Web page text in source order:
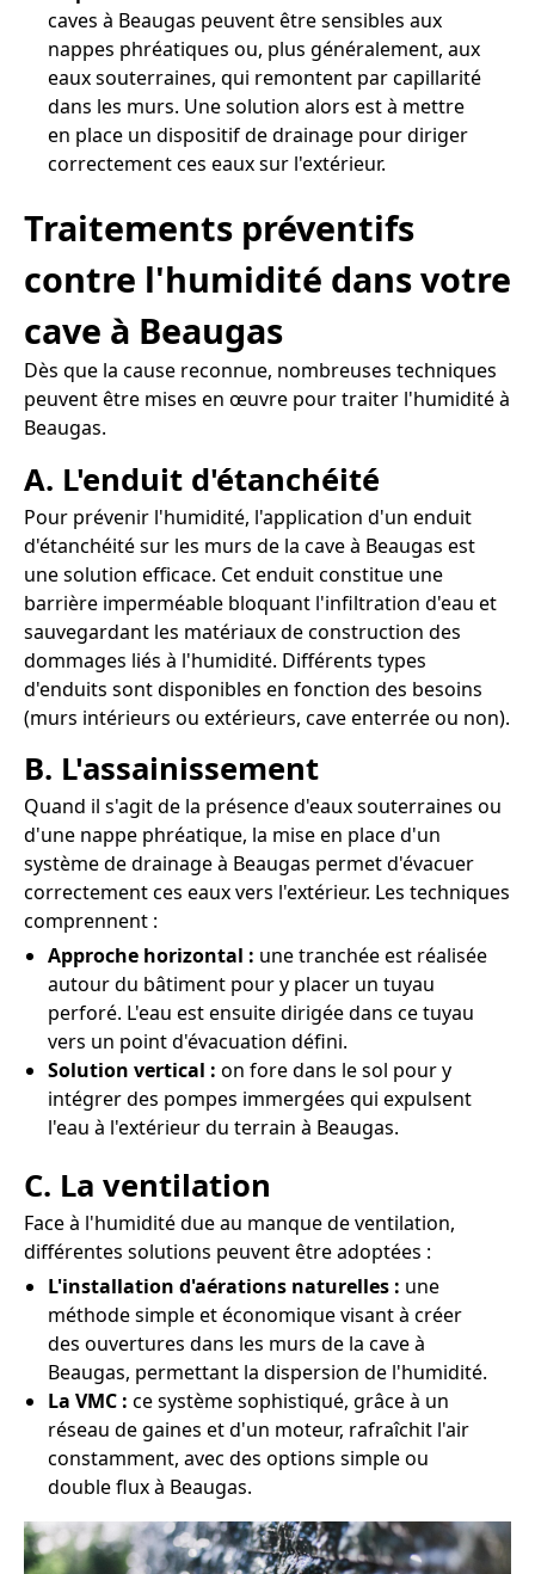
caves à Beaugas peuvent être sensibles aux
nappes phréatiques ou, plus généralement, aux
eaux souterraines, qui remontent par capillarité
dans les murs. Une solution alors est à mettre
en place un dispositif de drainage pour diriger
correctement ces eaux sur l'extérieur.
Traitements préventifs
contre l'humidité dans votre
cave à Beaugas
Dès que la cause reconnue, nombreuses techniques
peuvent être mises en œuvre pour traiter l'humidité à
Beaugas.
A. L'enduit d'étanchéité
Pour prévenir l'humidité, l'application d'un enduit
d'étanchéité sur les murs de la cave à Beaugas est
une solution efficace. Cet enduit constitue une
barrière imperméable bloquant l'infiltration d'eau et
sauvegardant les matériaux de construction des
dommages liés à l'humidité. Différents types
d'enduits sont disponibles en fonction des besoins
(murs intérieurs ou extérieurs, cave enterrée ou non).
B. L'assainissement
Quand il s'agit de la présence d'eaux souterraines ou
d'une nappe phréatique, la mise en place d'un
système de drainage à Beaugas permet d'évacuer
correctement ces eaux vers l'extérieur. Les techniques
comprennent :
Approche horizontal : une tranchée est réalisée
autour du bâtiment pour y placer un tuyau
perforé. L'eau est ensuite dirigée dans ce tuyau
vers un point d'évacuation défini.
Solution vertical : on fore dans le sol pour y
intégrer des pompes immergées qui expulsent
l'eau à l'extérieur du terrain à Beaugas.
C. La ventilation
Face à l'humidité due au manque de ventilation,
différentes solutions peuvent être adoptées :
L'installation d'aérations naturelles : une
méthode simple et économique visant à créer
des ouvertures dans les murs de la cave à
Beaugas, permettant la dispersion de l'humidité.
La VMC : ce système sophistiqué, grâce à un
réseau de gaines et d'un moteur, rafraîchit l'air
constamment, avec des options simple ou
double flux à Beaugas.